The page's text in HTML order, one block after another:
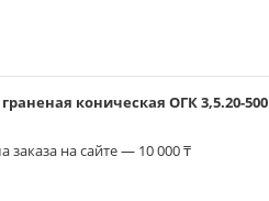
коническая ОГК 3,5.20-500
на сайте — 10 000 ₸